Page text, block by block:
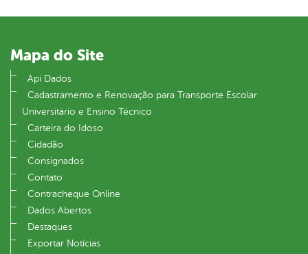
Mapa do Site
Api Dados
Cadastramento e Renovação para Transporte Escolar
Universitário e Ensino Técnico
Carteira do Idoso
Cidadão
Consignados
Contato
Contracheque Online
Dados Abertos
Destaques
Exportar Notícias